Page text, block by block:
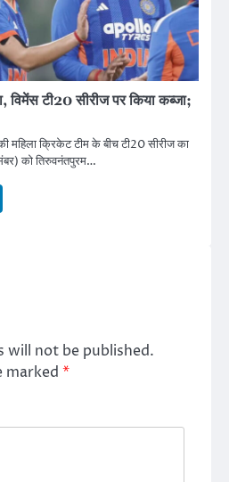
विमेंस टी20 सीरीज पर किया कब्जा;
महिला क्रिकेट टीम के बीच टी20 सीरीज का
को तिरुवनंतपुरम…
will not be published.
marked *